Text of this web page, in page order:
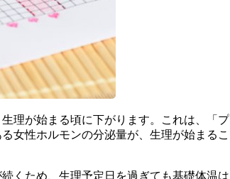
理が始まる頃に下がります。これは、「プ
女性ホルモンの分泌量が、生理が始まるこ
くため、生理予定日を過ぎても基礎体温は